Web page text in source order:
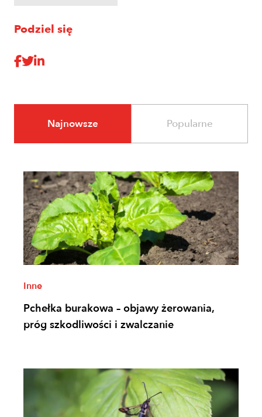
Podziel się
Najnowsze Popularne
Inne
Pchełka burakowa – objawy żerowania,
próg szkodliwości i zwalczanie